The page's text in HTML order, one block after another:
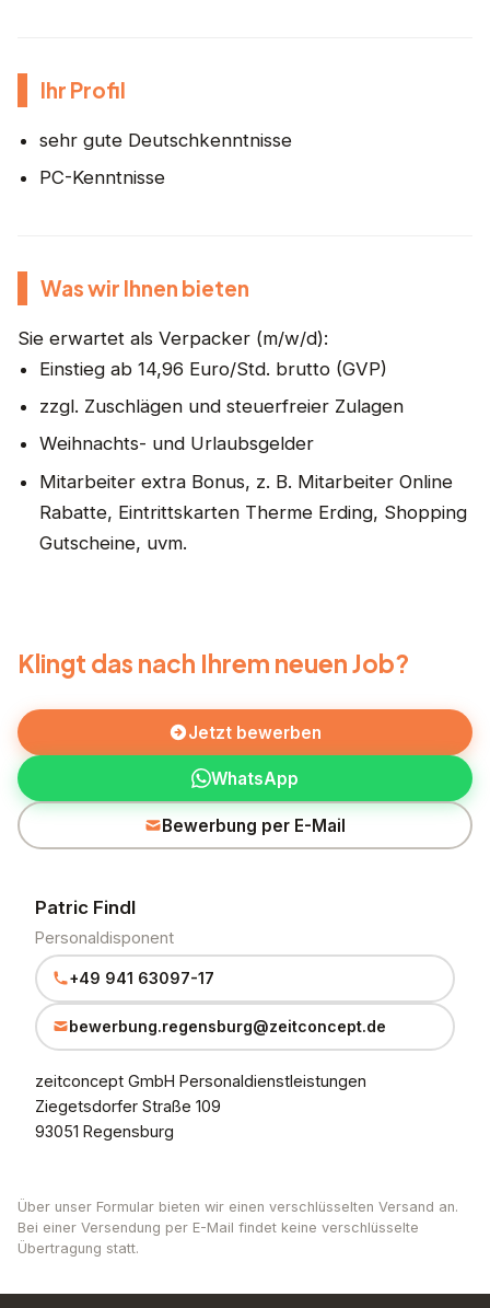
Ihr Profil
sehr gute Deutschkenntnisse
PC-Kenntnisse
Was wir Ihnen bieten
Sie erwartet als Verpacker (m/w/d):
Einstieg ab 14,96 Euro/Std. brutto (GVP)
zzgl. Zuschlägen und steuerfreier Zulagen
Weihnachts- und Urlaubsgelder
Mitarbeiter extra Bonus, z. B. Mitarbeiter Online
Rabatte, Eintrittskarten Therme Erding, Shopping
Gutscheine, uvm.
Klingt das nach Ihrem neuen Job?
Jetzt bewerben
WhatsApp
Bewerbung per E-Mail
Patric Findl
Personaldisponent
+49 941 63097-17
bewerbung.regensburg@zeitconcept.de
zeitconcept GmbH Personaldienstleistungen
Ziegetsdorfer Straße 109
93051 Regensburg
Über unser Formular bieten wir einen verschlüsselten Versand an.
Bei einer Versendung per E-Mail findet keine verschlüsselte
Übertragung statt.